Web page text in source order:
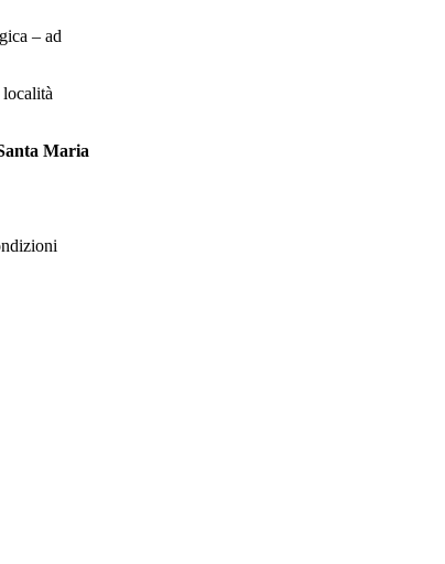
– ad
località
Maria